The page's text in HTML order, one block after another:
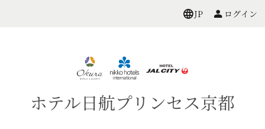
JP ログイン
ホテル日航プリンセス京都